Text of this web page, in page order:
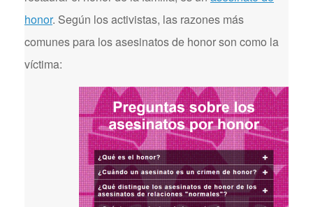
honor. Según los activistas, las razones más
comunes para los asesinatos de honor son como la
víctima: